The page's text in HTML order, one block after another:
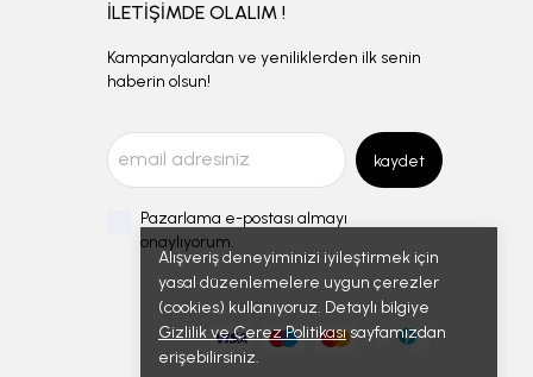
Alışveriş deneyiminizi iyileştirmek için
yasal düzenlemelere uygun çerezler
(cookies) kullanıyoruz. Detaylı bilgiye
Gizlilik ve Çerez Politikasısayfamızdan
erişebilirsiniz.
İLETİŞİMDE OLALIM !
Kampanyalardan ve yeniliklerden ilk senin
haberin olsun!
kaydet
Pazarlama e-postası almayı
onaylıyorum.